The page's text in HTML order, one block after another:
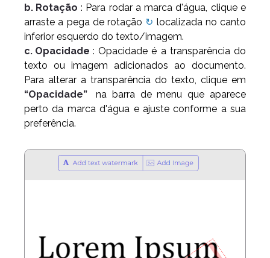
b. Rotação : Para rodar a marca d'água, clique e
arraste a pega de rotação ↻ localizada no canto
inferior esquerdo do texto/imagem.
c. Opacidade : Opacidade é a transparência do
texto ou imagem adicionados ao documento.
Para alterar a transparência do texto, clique em
“Opacidade”
na barra de menu que aparece
perto da marca d'água e ajuste conforme a sua
preferência.